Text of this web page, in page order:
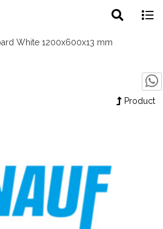
search
White 1200x600x13 mm
Product